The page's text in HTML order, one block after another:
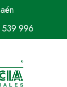
996